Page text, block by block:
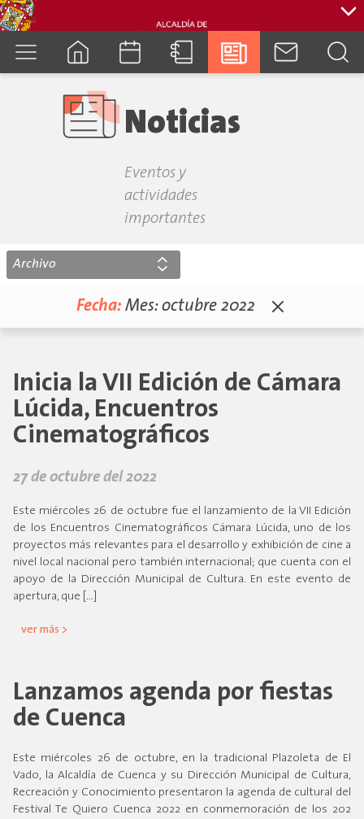
Noticias
Eventos y
actividades
importantes
Fecha: Mes:octubre 2022
Inicia la VII Edición de Cámara
Lúcida, Encuentros
Cinematográficos
27 de octubre del 2022
Este miércoles 26 de octubre fue el lanzamiento de la VII Edición
de los Encuentros Cinematográficos Cámara Lúcida, uno de los
proyectos más relevantes para el desarrollo y exhibición de cine a
nivel local nacional pero también internacional; que cuenta con el
apoyo de la Dirección Municipal de Cultura. En este evento de
apertura, que […]
ver más >
Lanzamos agenda por fiestas
de Cuenca
Este miércoles 26 de octubre, en la tradicional Plazoleta de El
Vado, la Alcaldía de Cuenca y su Dirección Municipal de Cultura,
Recreación y Conocimiento presentaron la agenda de cultural del
Festival Te Quiero Cuenca 2022 en conmemoración de los 202
Archivo